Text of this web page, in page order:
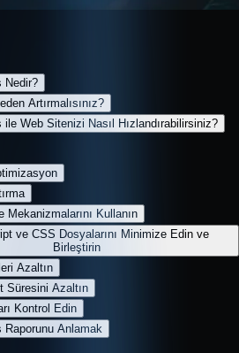
Nedir?
Artırmalısınız?
Web Sitenizi Nasıl Hızlandırabilirsiniz?
Mekanizmalarını Kullanın
ve CSS Dosyalarını Minimize Edin ve
Birleştirin
Azaltın
Süresini Azaltın
Kontrol Edin
Raporunu Anlamak